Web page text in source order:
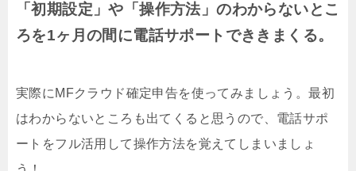
「初期設定」や「操作方法」のわからないとこ
ろを1ヶ月の間に電話サポートでききまくる。
実際にMFクラウド確定申告を使ってみましょう。最初
はわからないところも出てくると思うので、電話サポ
ートをフル活用して操作方法を覚えてしまいましょ